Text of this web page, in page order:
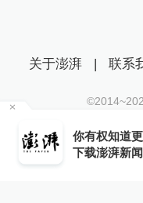
你有权知道
下载澎湃新
关于澎湃 | 联系
©2014~
互联网新闻信
沪公网